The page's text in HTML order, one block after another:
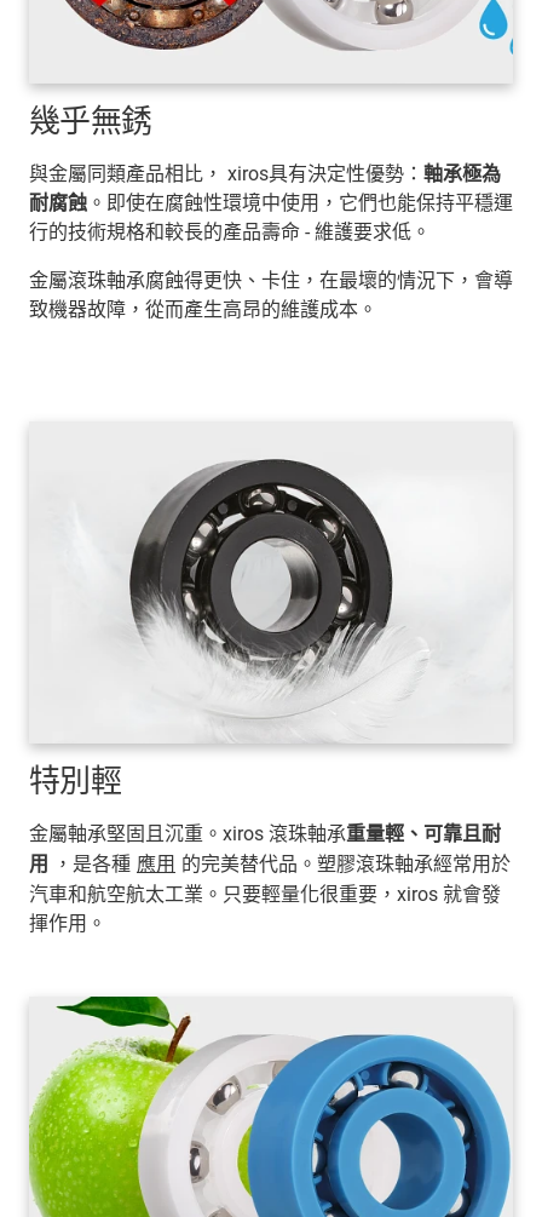
幾乎無銹
與金屬同類產品相比， xiros具有決定性優勢： 軸承極為
耐腐蝕 。即使在腐蝕性環境中使用，它們也能保持平穩運
行的技術規格和較長的產品壽命 - 維護要求低。
金屬滾珠軸承腐蝕得更快、卡住，在最壞的情況下，會導
致機器故障，從而產生高昂的維護成本。
特別輕
金屬軸承堅固且沉重。xiros 滾珠軸承重量輕、可靠且耐
用
，是各種 應用 的完美替代品。塑膠滾珠軸承經常用於
汽車和航空航太工業。只要輕量化很重要，xiros 就會發
揮作用。